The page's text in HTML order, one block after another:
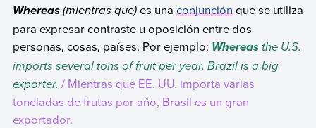
Whereas (mientras que)es unaconjunciónque se utiliza
para expresar contraste u oposición entre dos
personas, cosas, países. Por ejemplo: Whereasthe U.S.
imports several tons of fruit per year, Brazil is a big
exporter. / Mientras que EE. UU. importa varias
toneladas de frutas por año, Brasil es un gran
exportador.